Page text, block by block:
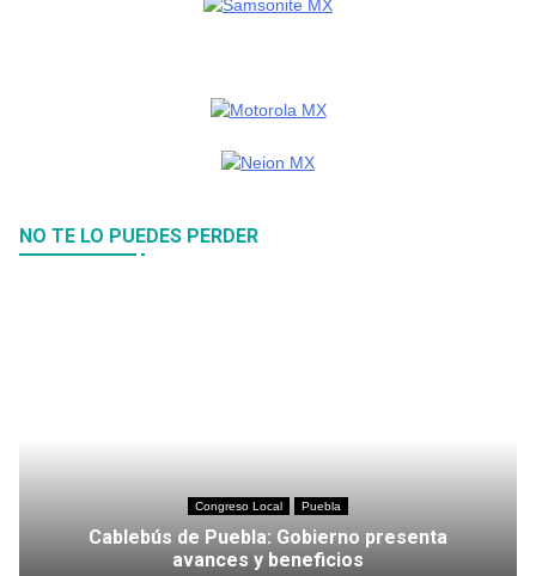
NO TE LO PUEDES PERDER
Congreso Local Puebla
Cablebús de Puebla: Gobierno presenta
avances y beneficios